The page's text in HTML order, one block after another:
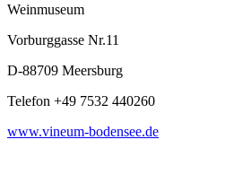
Weinmuseum
Vorburggasse Nr.11
D-88709 Meersburg
Telefon +49 7532 440260
www.vineum-bodensee.de